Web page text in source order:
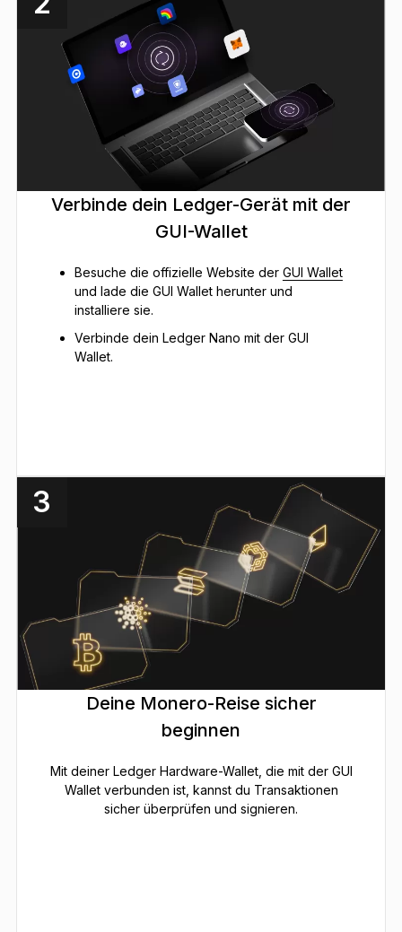
Verbinde dein Ledger-Gerät mit der
GUI-Wallet
Besuche die offizielle Website der GUI Wallet
und lade die GUI Wallet herunter und
installiere sie.
Verbinde dein Ledger Nano mit der GUI
Wallet.
3
Deine Monero-Reise sicher
beginnen
Mit deiner Ledger Hardware-Wallet, die mit der GUI
Wallet verbunden ist, kannst du Transaktionen
sicher überprüfen und signieren.